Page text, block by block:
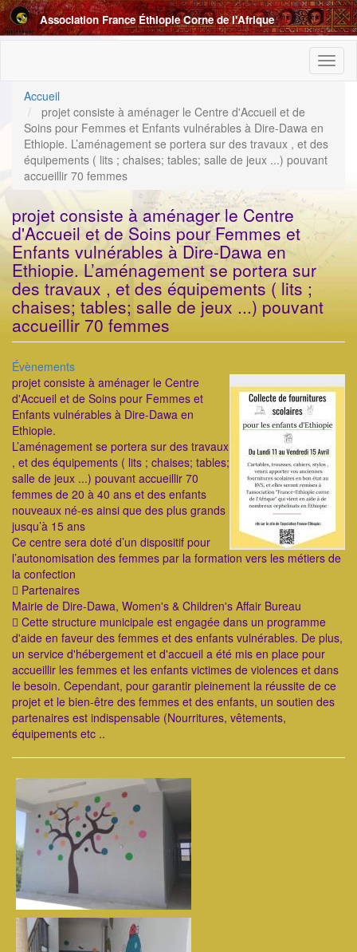
Aller
au
contenu
Association France Éthiopie Corne de l'Afrique
Accueil
projet consiste à aménager le Centre d'Accueil et de
Soins pour Femmes et Enfants vulnérables à Dire-Dawa en
Ethiopie. L’aménagement se portera sur des travaux , et des
équipements ( lits ; chaises; tables; salle de jeux ...) pouvant
accueillir 70 femmes
projet consiste à aménager le Centre
d'Accueil et de Soins pour Femmes et
Enfants vulnérables à Dire-Dawa en
Ethiopie. L’aménagement se portera sur
des travaux , et des équipements ( lits ;
chaises; tables; salle de jeux ...) pouvant
accueillir 70 femmes
Catégorie
Évènements
projet consiste à aménager le Centre
d'Accueil et de Soins pour Femmes et
Enfants vulnérables à Dire-Dawa en
Ethiopie.
L’aménagement se portera sur des travaux
, et des équipements ( lits ; chaises; tables;
salle de jeux ...) pouvant accueillir 70
femmes de 20 à 40 ans et des enfants
nouveaux né-es ainsi que des plus grands
jusqu’à 15 ans
Ce centre sera doté d’un dispositif pour
l’autonomisation des femmes par la formation vers les métiers de
la confection
 Partenaires
Mairie de Dire-Dawa, Women's & Children's Affair Bureau
 Cette structure municipale est engagée dans un programme
d'aide en faveur des femmes et des enfants vulnérables. De plus,
un service d'hébergement et d'accueil a été mis en place pour
accueillir les femmes et les enfants victimes de violences et dans
le besoin. Cependant, pour garantir pleinement la réussite de ce
projet et le bien-être des femmes et des enfants, un soutien des
partenaires est indispensable (Nourritures, vêtements,
équipements etc ..